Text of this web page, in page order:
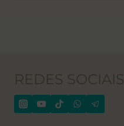
REDES SOCIAIS